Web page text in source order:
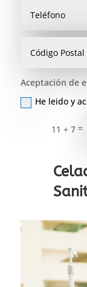
Aceptación de
He leido y
11 + 7 =